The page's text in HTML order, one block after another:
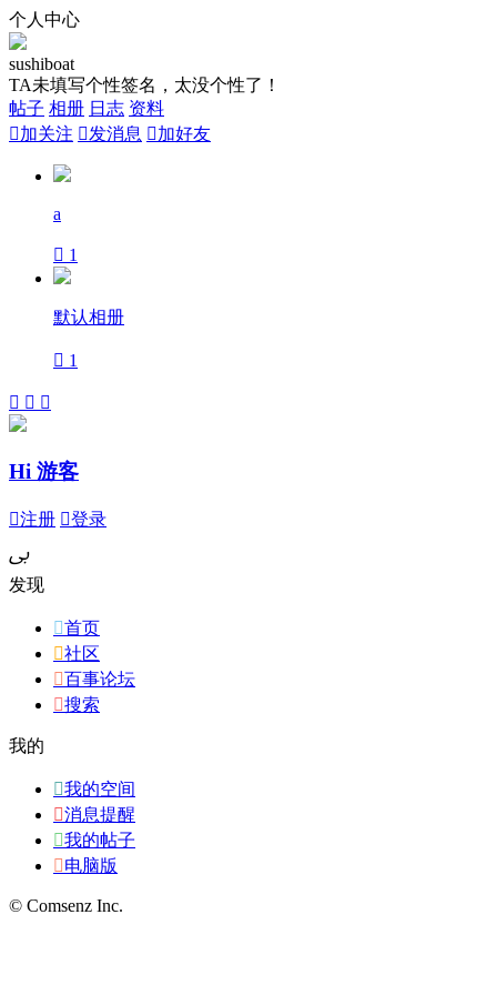
个人中心
sushiboat
TA未填写个性签名，太没个性了！
帖子 相册 日志 资料
加关注 发消息 加好友
a
 1
默认相册
 1
  
Hi 游客
注册 登录
ﰉ
发现
首页
社区
百事论坛
搜索
我的
我的空间
消息提醒
我的帖子
电脑版
© Comsenz Inc.